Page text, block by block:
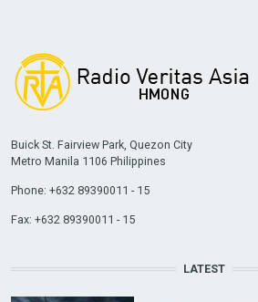
Buick St. Fairview Park, Quezon City
Metro Manila 1106 Philippines
Phone: +632 89390011 - 15
Fax: +632 89390011 - 15
LATEST